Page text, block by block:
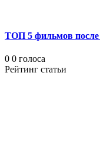
ТОП 5 фильмов
0 0 голоса
Рейтинг статьи